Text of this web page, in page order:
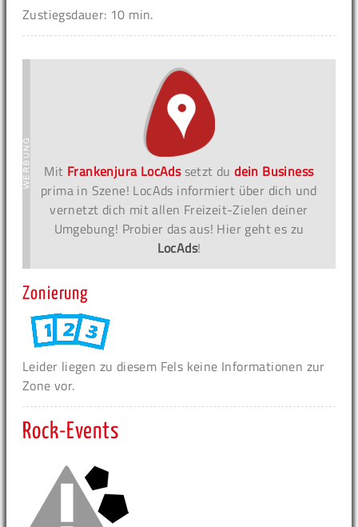
Zustiegsdauer: 10 min.
Mit Frankenjura LocAdssetzt dudein Business
prima in Szene! LocAds informiert über dich und
vernetzt dich mit allen Freizeit-Zielen deiner
Umgebung! Probier das aus! Hier geht es zu
LocAds!
Zonierung
Leider liegen zu diesem Fels keine Informationen zur
Zone vor.
Rock-Events